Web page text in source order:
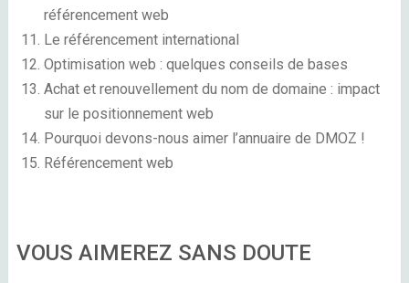
référencement web
Le référencement international
Optimisation web : quelques conseils de bases
Achat et renouvellement du nom de domaine : impact
sur le positionnement web
Pourquoi devons-nous aimer l’annuaire de DMOZ !
Référencement web
VOUS AIMEREZ SANS DOUTE